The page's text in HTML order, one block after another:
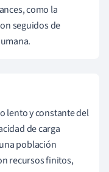
como la
seguidos de
lento y constante del
de carga
población
recursos finitos,